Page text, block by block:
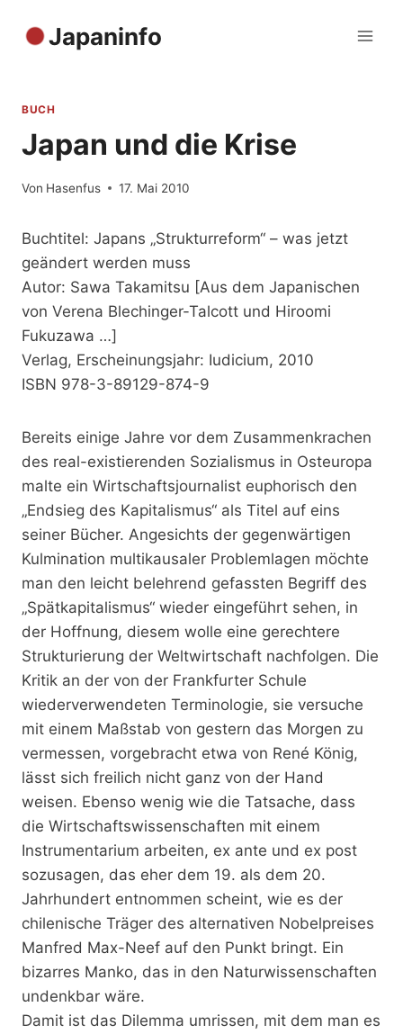
Inhalt
Japaninfo
BUCH
Japan und die Krise
Von Hasenfus 17. Mai 2010
Buchtitel: Japans „Strukturreform“ – was jetzt
geändert werden muss
Autor: Sawa Takamitsu [Aus dem Japanischen
von Verena Blechinger-Talcott und Hiroomi
Fukuzawa …]
Verlag, Erscheinungsjahr: Iudicium, 2010
ISBN 978-3-89129-874-9
Bereits einige Jahre vor dem Zusammenkrachen
des real-existierenden Sozialismus in Osteuropa
malte ein Wirtschaftsjournalist euphorisch den
„Endsieg des Kapitalismus“ als Titel auf eins
seiner Bücher. Angesichts der gegenwärtigen
Kulmination multikausaler Problemlagen möchte
man den leicht belehrend gefassten Begriff des
„Spätkapitalismus“ wieder eingeführt sehen, in
der Hoffnung, diesem wolle eine gerechtere
Strukturierung der Weltwirtschaft nachfolgen. Die
Kritik an der von der Frankfurter Schule
wiederverwendeten Terminologie, sie versuche
mit einem Maßstab von gestern das Morgen zu
vermessen, vorgebracht etwa von René König,
lässt sich freilich nicht ganz von der Hand
weisen. Ebenso wenig wie die Tatsache, dass
die Wirtschaftswissenschaften mit einem
Instrumentarium arbeiten, ex ante und ex post
sozusagen, das eher dem 19. als dem 20.
Jahrhundert entnommen scheint, wie es der
chilenische Träger des alternativen Nobelpreises
Manfred Max-Neef auf den Punkt bringt. Ein
bizarres Manko, das in den Naturwissenschaften
undenkbar wäre.
Damit ist das Dilemma umrissen, mit dem man es